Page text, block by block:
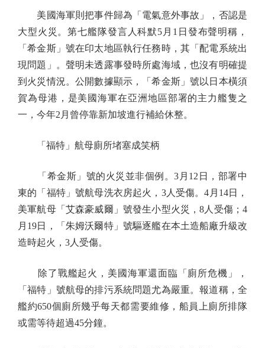
美國海軍則把事件歸為「電氣意外事故」，否認是
大型火災。第七艦隊發言人科默5月1日發布聲明稱，
「希金斯」號在印太地區執行任務時，其「配電系統出
現問題」。聲明未透露事發時所處海域，也沒有明確提
到火災情況。公開數據顯示，「希金斯」號以日本橫須
賀為母港，是美國海軍在亞洲地區部署的主力艦隻之
一，今年2月曾停靠新加坡進行補給休整。
「福特」航母廁所堵塞成笑柄
「希金斯」號的火災並非個例。3月12日，部署中
東的「福特」號航母洗衣房起火，3人受傷。4月14日，
美軍航母「艾森豪威爾」號發生小型火災，8人受傷；4
月19日，「朱姆沃爾特」號驅逐艦在本土造船廠升級改
造時起火，3人受傷。
除了戰艦起火，美國海軍還面臨「廁所危機」，
「福特」號航母的排污系統問題尤為嚴重。報道稱，全
艦約650個廁所幾乎每天都需要維修，船員上廁所排隊
或需等待超過45分鐘。